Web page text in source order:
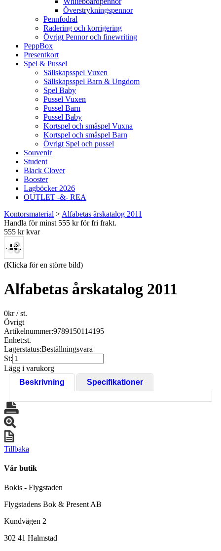
Överstrykningspennor
Pennfodral
Radering och korrigering
Övrigt Pennor och finewriting
PeppBox
Presentkort
Spel & Pussel
Sällskapsspel Vuxen
Sällskapsspel Barn & Ungdom
Spel Baby
Pussel Vuxen
Pussel Barn
Pussel Baby
Kortspel och småspel Vuxna
Kortspel och småspel Barn
Övrigt Spel och pussel
Souvenir
Student
Black Clover
Booster
Lagböcker 2026
OUTLET -&- REA
Kontorsmaterial > Alfabetas årskatalog 2011
Handla för minst 555 kr för fri frakt.
555 kr kvar
(Klicka för en större bild)
Alfabetas årskatalog 2011
0kr/ st.
Övrigt
Artikelnummer:9789150114195
Enhet:st.
Lagerstatus:Beställningsvara
St:
Lägg i varukorg
Beskrivning
Specifikationer
Tillbaka
Vår butik
Bokis - Flygstaden
Flygstadens Bok & Present AB
Kundvägen 2
302 41 Halmstad